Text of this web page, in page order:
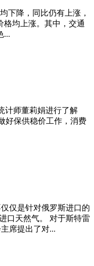
下降，同比仍有上涨，
均上涨。其中，交通
...
计师董莉娟进行了解
保供稳价工作，消费
仅是针对俄罗斯进口的
口天然气。 对于斯特雷
席提出了对...